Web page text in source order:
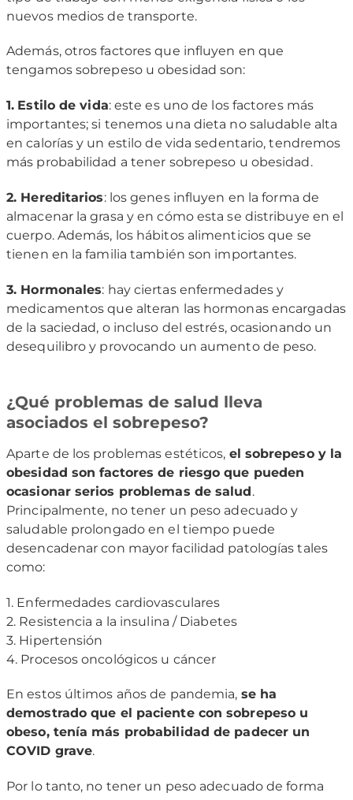
nuevos medios de transporte.
Además, otros factores que influyen en que
tengamos sobrepeso u obesidad son:
1. Estilo de vida: este es uno de los factores más
importantes; si tenemos una dieta no saludable alta
en calorías y un estilo de vida sedentario, tendremos
más probabilidad a tener sobrepeso u obesidad.
2. Hereditarios: los genes influyen en la forma de
almacenar la grasa y en cómo esta se distribuye en el
cuerpo. Además, los hábitos alimenticios que se
tienen en la familia también son importantes.
3. Hormonales: hay ciertas enfermedades y
medicamentos que alteran las hormonas encargadas
de la saciedad, o incluso del estrés, ocasionando un
desequilibro y provocando un aumento de peso.
¿Qué problemas de salud lleva
asociados el sobrepeso?
Aparte de los problemas estéticos, el sobrepeso y la
obesidad son factores de riesgo que pueden
ocasionar serios problemas de salud.
Principalmente, no tener un peso adecuado y
saludable prolongado en el tiempo puede
desencadenar con mayor facilidad patologías tales
como:
1. Enfermedades cardiovasculares
2. Resistencia a la insulina / Diabetes
3. Hipertensión
4. Procesos oncológicos u cáncer
En estos últimos años de pandemia, se ha
demostrado que el paciente con sobrepeso u
obeso, tenía más probabilidad de padecer un
COVID grave.
Por lo tanto, no tener un peso adecuado de forma